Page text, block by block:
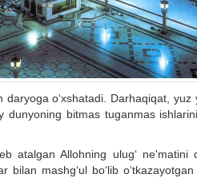
daryoga o‘xshatadi. Darhaqiqat,
dunyoning bitmas tuganmas
atalgan Allohning ulug‘
bilan mashg‘ul bo‘lib